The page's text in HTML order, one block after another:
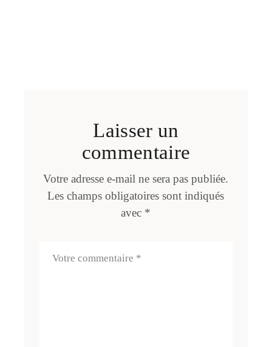
Laisser un
commentaire
Votre adresse e-mail ne sera pas publiée.
Les champs obligatoires sont indiqués
avec *